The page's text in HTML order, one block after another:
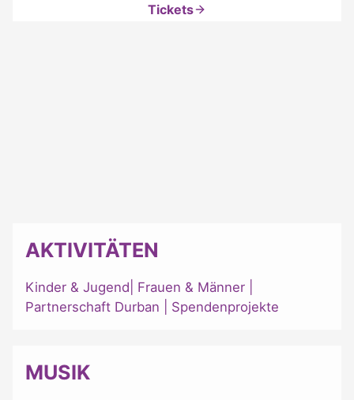
Tickets
AKTIVITÄTEN
Kinder & Jugend Frauen & Männer
Partnerschaft Durban
Spendenprojekte
MUSIK